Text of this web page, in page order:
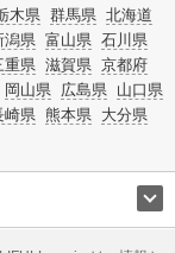
木県 群馬県 北海道
潟県 富山県 石川県
重県 滋賀県 京都府
岡山県 広島県 山口県
崎県 熊本県 大分県